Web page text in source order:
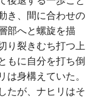
き、間に合わせの
部へと螺旋を描
り裂きむち打つ上
もに自分を打ち倒
身構えていた。
たが、ナヒリはそ